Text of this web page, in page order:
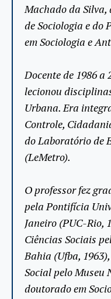
Machado da
de Sociologia e do
em Sociologia e
Docente de 1986 a
lecionou
Urbana. Era
Controle,
do Laboratório de
(LeMetro).
O professor fez
pela Pontifícia
Janeiro (PUC-Rio,
Ciências Sociais
Bahia (Ufba,
Social pelo Museu
doutorado em